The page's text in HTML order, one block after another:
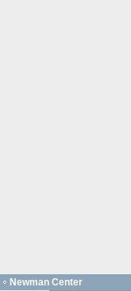
Newman Center